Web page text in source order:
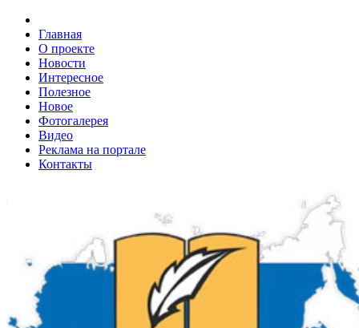
Главная
О проекте
Новости
Интересное
Полезное
Новое
Фотогалерея
Видео
Реклама на портале
Контакты